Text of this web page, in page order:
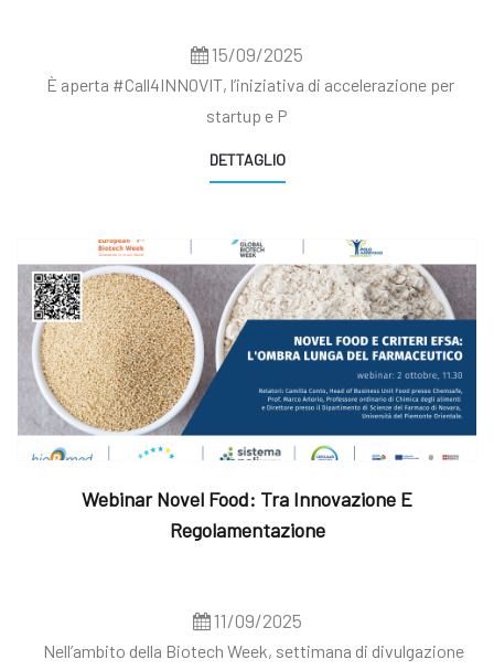
15/09/2025
È aperta #Call4INNOVIT, l’iniziativa di accelerazione per
startup e P
DETTAGLIO
Webinar Novel Food: Tra Innovazione E
Regolamentazione
11/09/2025
Nell’ambito della Biotech Week, settimana di divulgazione